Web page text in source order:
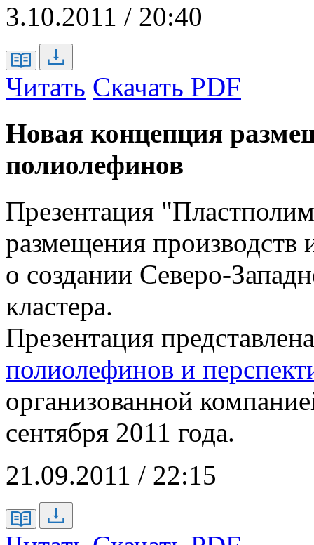
3.10.2011 / 20:40
Читать Скачать PDF
Новая концепция
полиолефинов
Презентация
размещения производств
о создании Северо-
кластера.
Презентация
полиолефинов и
организованной
сентября 2011 года.
21.09.2011 / 22:15